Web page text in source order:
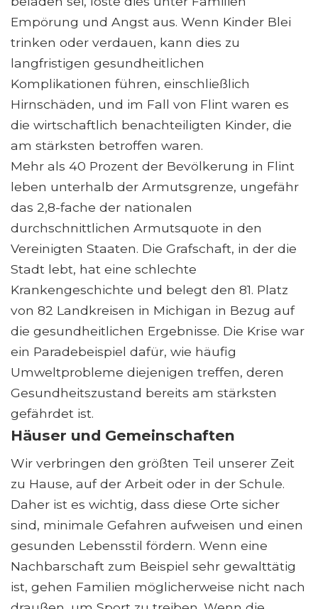
Empörung und Angst aus. Wenn Kinder Blei
trinken oder verdauen, kann dies zu
langfristigen gesundheitlichen
Komplikationen führen, einschließlich
Hirnschäden, und im Fall von Flint waren es
die wirtschaftlich benachteiligten Kinder, die
am stärksten betroffen waren.
Mehr als 40 Prozent der Bevölkerung in Flint
leben unterhalb der Armutsgrenze, ungefähr
das 2,8-fache der nationalen
durchschnittlichen Armutsquote in den
Vereinigten Staaten. Die Grafschaft, in der die
Stadt lebt, hat eine schlechte
Krankengeschichte und belegt den 81. Platz
von 82 Landkreisen in Michigan in Bezug auf
die gesundheitlichen Ergebnisse. Die Krise war
ein Paradebeispiel dafür, wie häufig
Umweltprobleme diejenigen treffen, deren
Gesundheitszustand bereits am stärksten
gefährdet ist.
Häuser und Gemeinschaften
Wir verbringen den größten Teil unserer Zeit
zu Hause, auf der Arbeit oder in der Schule.
Daher ist es wichtig, dass diese Orte sicher
sind, minimale Gefahren aufweisen und einen
gesunden Lebensstil fördern. Wenn eine
Nachbarschaft zum Beispiel sehr gewalttätig
ist, gehen Familien möglicherweise nicht nach